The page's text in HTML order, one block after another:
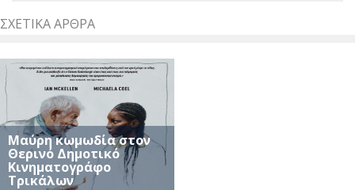
ΣΧΕΤΙΚΆ ΆΡΘΡΑ
Μαύρη κωμωδία στον
Θερινό Δημοτικό
Κινηματογράφο
Τρικάλων